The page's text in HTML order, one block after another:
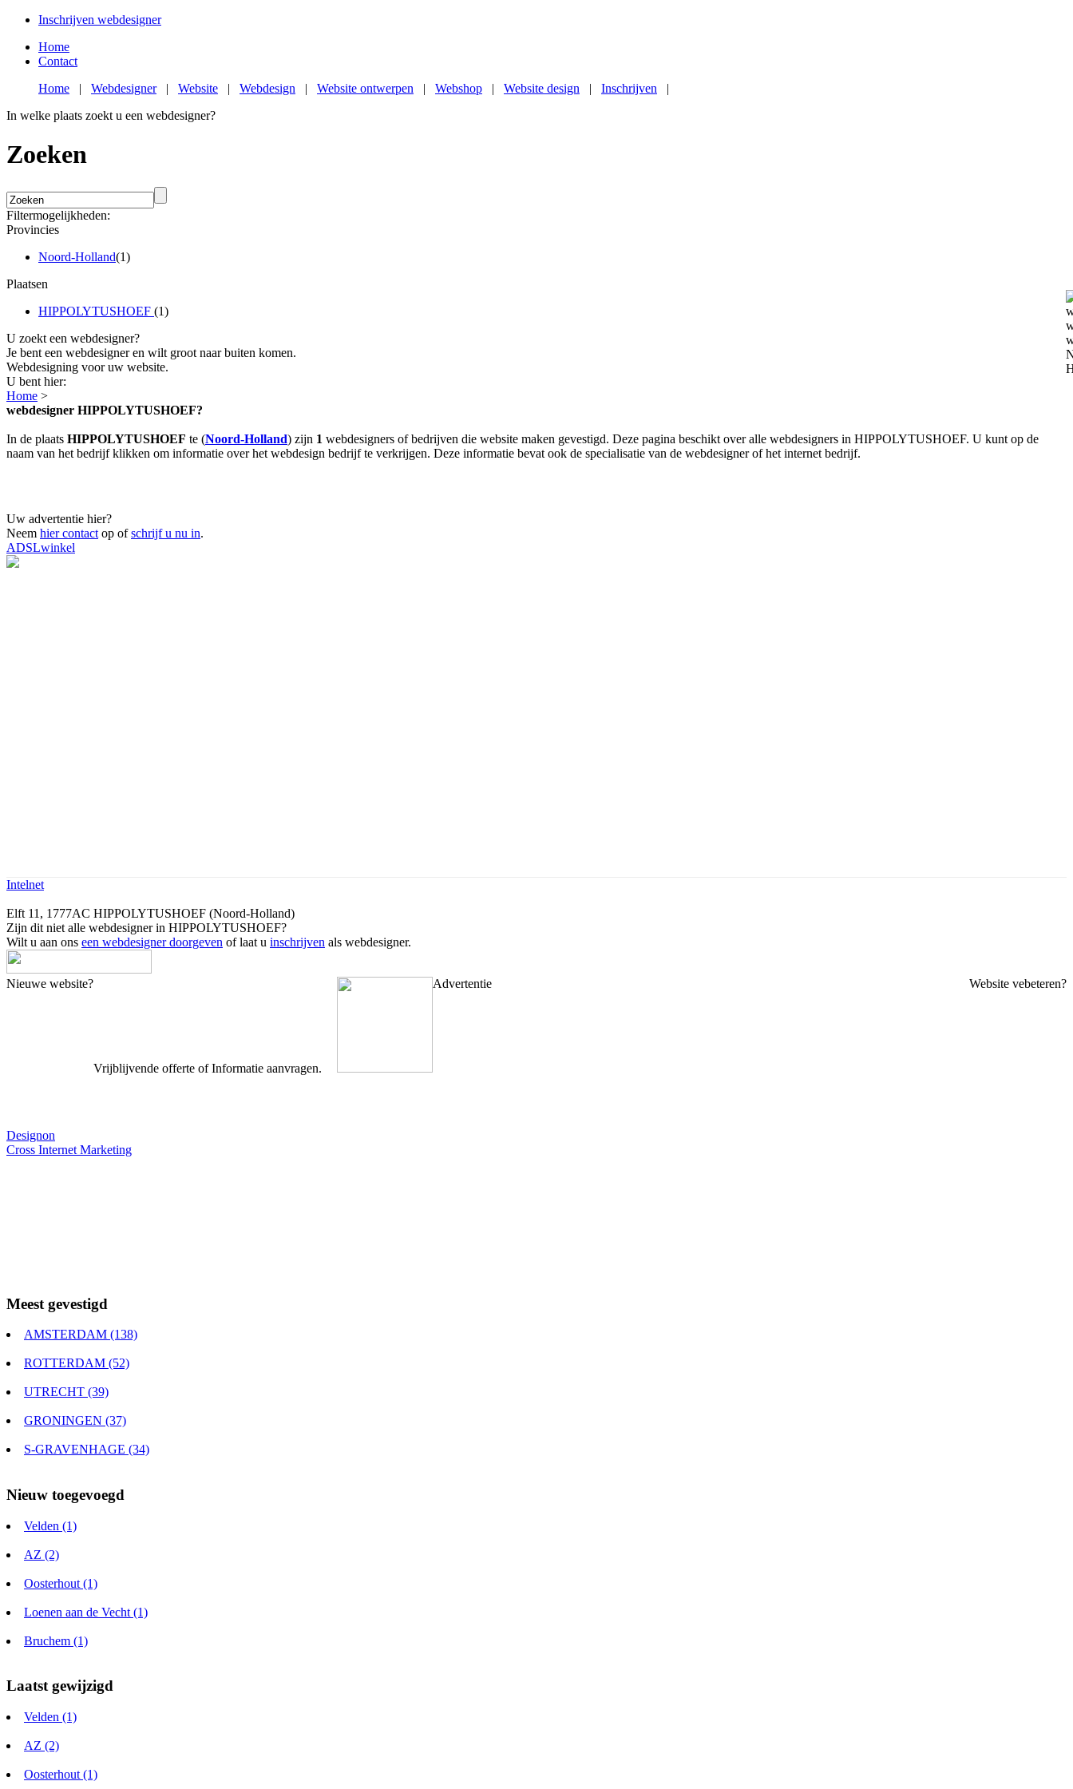
Inschrijven webdesigner
Home
Contact
Home | Webdesigner| Website | Webdesign | Website ontwerpen | Webshop | Website design | Inschrijven |
In welke plaats zoekt u een webdesigner?
Zoeken
Filtermogelijkheden:
Provincies
Noord-Holland(1)
Plaatsen
HIPPOLYTUSHOEF (1)
U zoekt een webdesigner?
Je bent een webdesigner en wilt groot naar buiten komen.
Webdesigning voor uw website.
U bent hier:
Home >
webdesigner HIPPOLYTUSHOEF?
In de plaats HIPPOLYTUSHOEF te (Noord-Holland) zijn 1 webdesigners of bedrijven die website maken gevestigd. Deze pagina beschikt over alle webdesigners in HIPPOLYTUSHOEF. U kunt op de
naam van het bedrijf klikken om informatie over het webdesign bedrijf te verkrijgen. Deze informatie bevat ook de specialisatie van de webdesigner of het internet bedrijf.
Uw advertentie hier?
Neem hier contact op ofschrijf u nu in.
ADSLwinkel
Intelnet
Elft 11, 1777AC HIPPOLYTUSHOEF (Noord-Holland)
Zijn dit niet alle webdesigner in HIPPOLYTUSHOEF?
Wilt u aan ons een webdesigner doorgeven of laat u inschrijven als webdesigner.
Nieuwe website? Website vebeteren?
Vrijblijvende offerte of Informatie aanvragen.
Advertentie
Designon
Cross Internet Marketing
Meest gevestigd
AMSTERDAM (138)
ROTTERDAM (52)
UTRECHT (39)
GRONINGEN (37)
S-GRAVENHAGE (34)
Nieuw toegevoegd
Velden (1)
AZ (2)
Oosterhout (1)
Loenen aan de Vecht (1)
Bruchem (1)
Laatst gewijzigd
Velden (1)
AZ (2)
Oosterhout (1)